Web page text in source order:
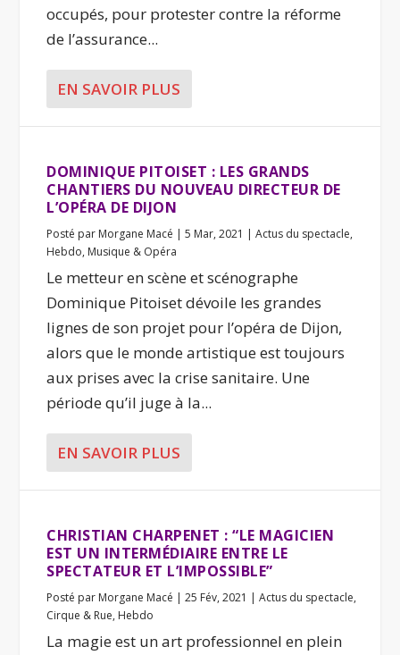
occupés, pour protester contre la réforme
de l’assurance...
EN SAVOIR PLUS
DOMINIQUE PITOISET : LES GRANDS
CHANTIERS DU NOUVEAU DIRECTEUR DE
L’OPÉRA DE DIJON
Posté par Morgane Macé |5 Mar, 2021 |Actus du spectacle,
Hebdo, Musique & Opéra
Le metteur en scène et scénographe
Dominique Pitoiset dévoile les grandes
lignes de son projet pour l’opéra de Dijon,
alors que le monde artistique est toujours
aux prises avec la crise sanitaire. Une
période qu’il juge à la...
EN SAVOIR PLUS
CHRISTIAN CHARPENET : “LE MAGICIEN
EST UN INTERMÉDIAIRE ENTRE LE
SPECTATEUR ET L’IMPOSSIBLE”
Posté par Morgane Macé |25 Fév, 2021 |Actus du spectacle,
Cirque & Rue, Hebdo
La magie est un art professionnel en plein